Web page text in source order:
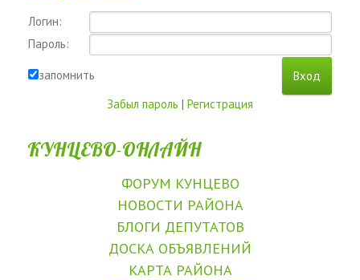
Логин:
Пароль:
запомнить
Забыл пароль | Регистрация
КУНЦЕВО-ОНЛАЙН
ФОРУМ КУНЦЕВО
НОВОСТИ РАЙОНА
БЛОГИ ДЕПУТАТОВ
ДОСКА ОБЪЯВЛЕНИЙ
КАРТА РАЙОНА